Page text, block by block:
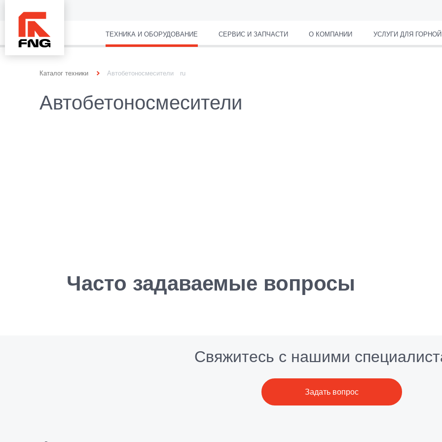
ТЕХНИКА И ОБОРУДОВАНИЕ СЕРВИС И ЗАПЧАСТИ О КОМПАНИИ УСЛУГИ ДЛЯ
Каталог техники Автобетоносмесители ru
Автобетоносмесители
Часто задаваемые вопросы
Свяжитесь с нашими
Задать вопрос